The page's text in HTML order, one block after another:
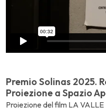
Premio Solinas 2025.
Proiezione a Spazio
Proiezione del film LA